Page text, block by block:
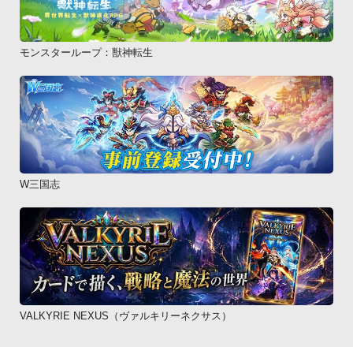
モンスターループ：獣神転生
W三国志
VALKYRIE NEXUS（ヴァルキリーネクサス）